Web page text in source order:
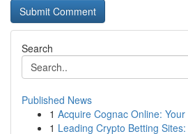
Search
Published News
1 Acquire Cognac Online:
1 Leading Crypto Betting